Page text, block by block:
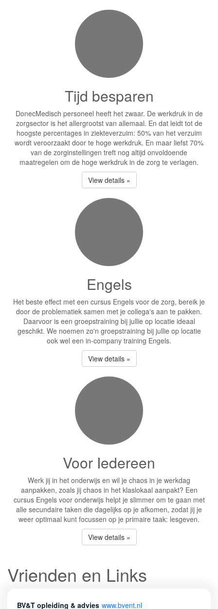
Tijd besparen
DonecMedisch personeel heeft het zwaar. De werkdruk in de
zorgsector is het allergrootst van allemaal. En dat leidt tot de
hoogste percentages in ziekteverzuim: 50% van het verzuim
wordt veroorzaakt door te hoge werkdruk. En maar liefst 70%
van de zorginstellingen treft nog altijd onvoldoende
maatregelen om de hoge werkdruk in de zorg te verlagen.
View details »
Engels
Het beste effect met een cursus Engels voor de zorg, bereik je
door de problematiek samen met je collega's aan te pakken.
Daarvoor is een groepstraining bij jullie op locatie ideaal
geschikt. We noemen zo'n groepstraining bij jullie op locatie
ook wel een in-company training Engels.
View details »
Voor Iedereen
Werk jij in het onderwijs en wil je chaos in je werkdag
aanpakken, zoals jij chaos in het klaslokaal aanpakt? Een
cursus Engels voor onderwijs helpt je slimmer om te gaan met
alle secundaire taken die dagelijks op je afkomen, zodat jij je
weer optimaal kunt focussen op je primaire taak: lesgeven.
View details »
Vrienden en Links
BV&T opleiding & advies www.bvent.nl